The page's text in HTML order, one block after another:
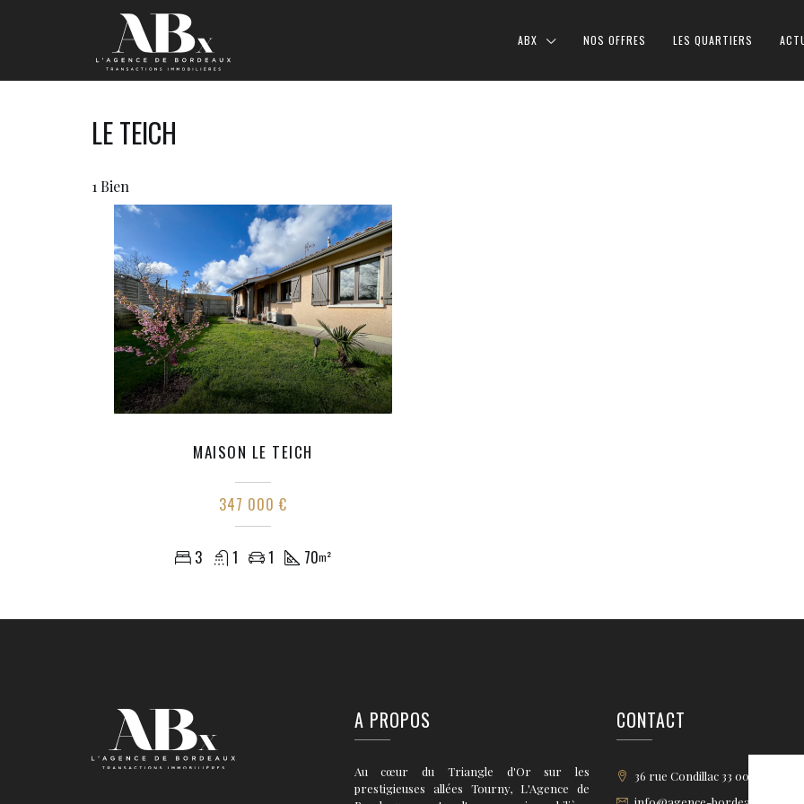
ABX NOS OFFRES LES QUARTIERS
LE TEICH
1 Bien
MAISON LE TEICH
347 000 €
3 1 1 70m²
A PROPOS
Au cœur du Triangle d'Or sur les
prestigieuses allées Tourny, L'Agence de
CONTACT
36 rue Condillac 33 000